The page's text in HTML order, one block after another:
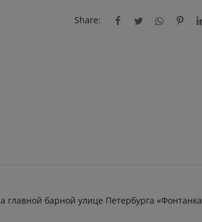
Share:
барной улице Петербурга